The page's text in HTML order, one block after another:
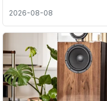
2026-08-08